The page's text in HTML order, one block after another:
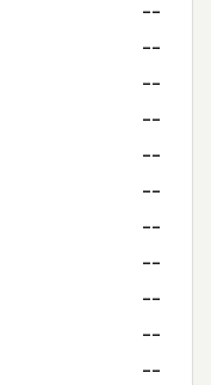
--
--
--
--
--
--
--
--
--
--
--